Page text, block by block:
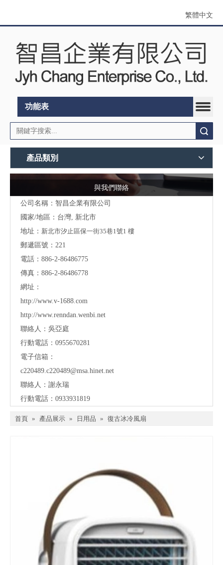
繁體中文
功能表
產品類別
與我們聯絡
公司名稱：智昌企業有限公司
國家/地區：台灣, 新北市
地址： 新北市汐止區保一街35巷1號1 樓
郵遞區號：221
電話：886-2-86486775
傳真：886-2-86486778
網址：
http://www.v-1688.com
http://www.renndan.wenbi.net
聯絡人：吳亞庭
行動電話：0955670281
電子信箱：
c220489.c220489@msa.hinet.net
聯絡人：謝永瑞
行動電話：0933931819
首頁 » 產品展示 » 日用品 » 復古冰冷風扇